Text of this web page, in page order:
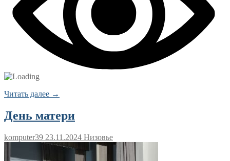
Читать далее →
День матери
komputer39 23.11.2024 Низовье